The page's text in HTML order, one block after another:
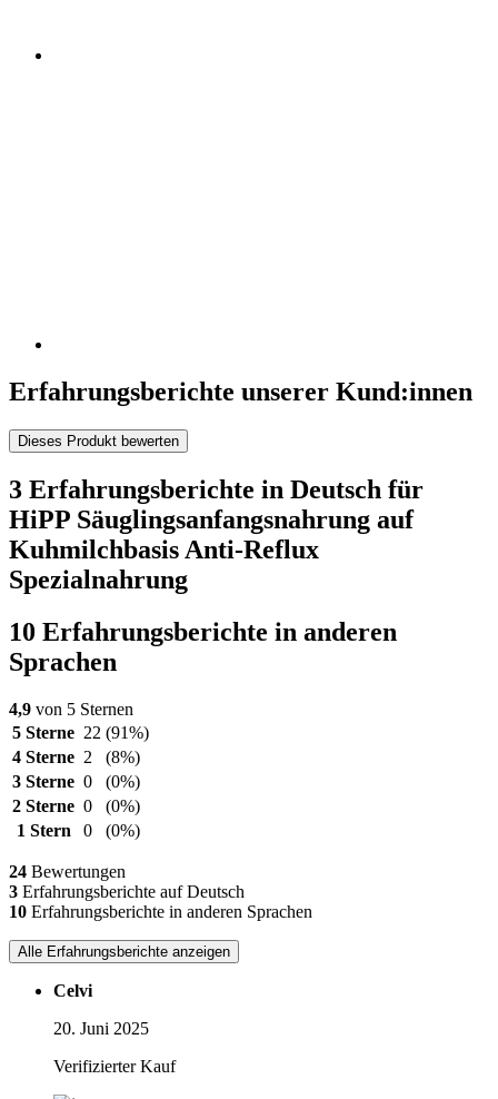
Erfahrungsberichte unserer Kund:innen
Dieses Produkt bewerten
3 Erfahrungsberichte in Deutsch für
HiPP Säuglingsanfangsnahrung auf
Kuhmilchbasis Anti-Reflux
Spezialnahrung
10 Erfahrungsberichte in anderen
Sprachen
4,9 von 5 Sternen
5 Sterne 22 (91%)
4 Sterne 2
(8%)
3 Sterne 0
(0%)
2 Sterne 0
(0%)
1 Stern
0 (0%)
24 Bewertungen
3 Erfahrungsberichte auf Deutsch
10 Erfahrungsberichte in anderen Sprachen
Alle Erfahrungsberichte anzeigen
Celvi
20. Juni 2025
Verifizierter Kauf